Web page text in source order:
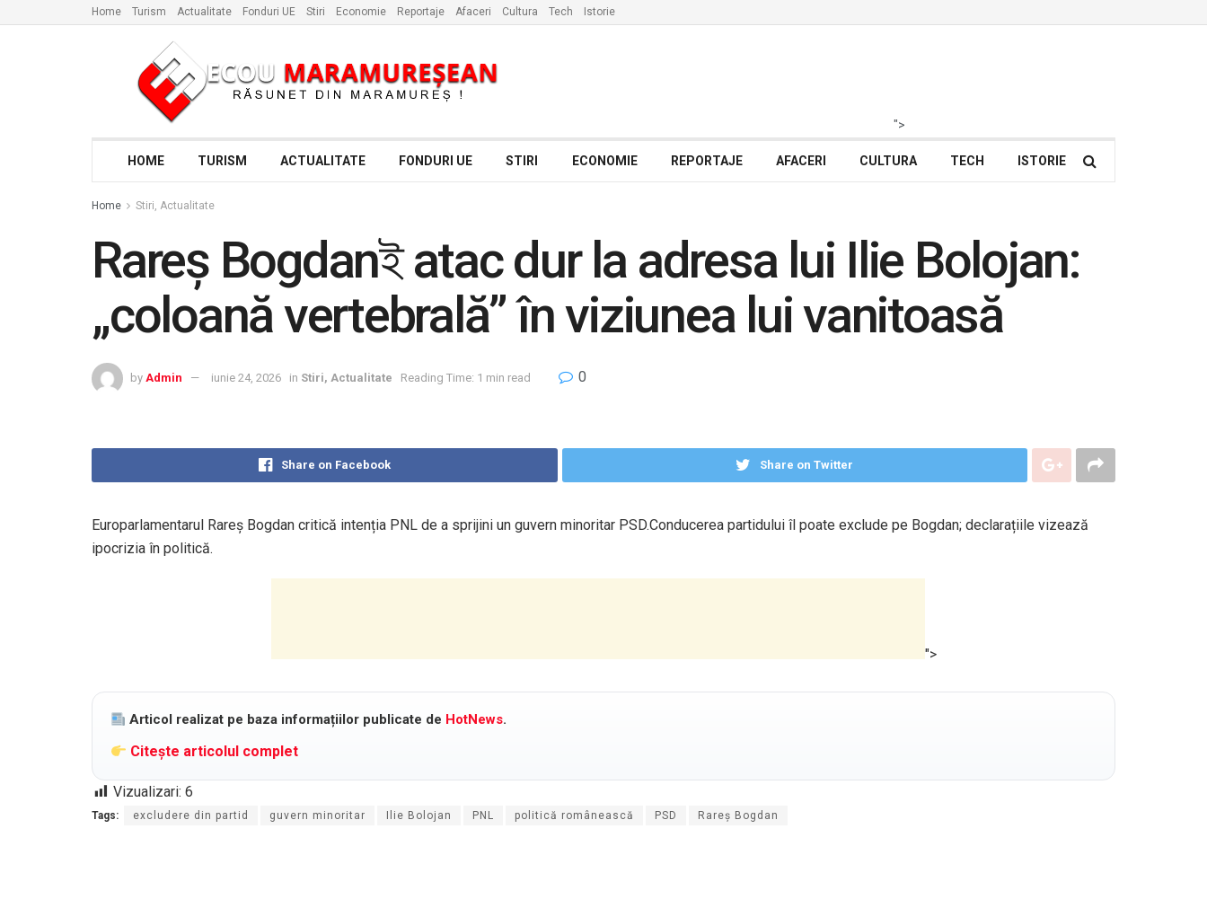
Home Turism Actualitate Fonduri UE Stiri Economie Reportaje Afaceri Cultura Tech Istorie
">
HOME TURISM ACTUALITATE FONDURI UE STIRI ECONOMIE REPORTAJE AFACERI CULTURA TECH ISTORIE
Home Stiri, Actualitate
Rareș Bogdanই atac dur la adresa lui Ilie Bolojan:
„coloană vertebrală” în viziunea lui vanitoasă
by Admin iunie 24, 2026 in Stiri, Actualitate Reading Time: 1 min read 0
Share on Facebook Share on Twitter
Europarlamentarul Rareș Bogdan critică intenția PNL de a sprijini un guvern minoritar PSD.Conducerea partidului îl poate exclude pe Bogdan; declarațiile vizează
ipocrizia în politică.
">
Articol realizat pe baza informațiilor publicate de HotNews.
Citește articolul complet
Vizualizari: 6
Tags: excludere din partid guvern minoritar Ilie Bolojan PNL politică românească PSD Rareș Bogdan